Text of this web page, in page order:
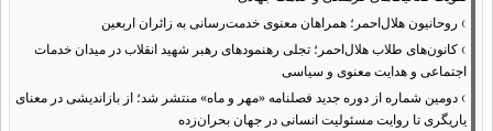
› روحانیون هلال‌احمر؛ همراهان معنوی خدمت‌رسانی به زائران اربعین
› کانون‌های طلاب هلال‌احمر؛ تجلی رهنمودهای رهبر شهید انقلاب در میدان خدمات
اجتماعی و هدایت معنوی و سیاسی
› دومین شماره از دوره جدید فصلنامه «مهر و ماه» منتشر شد؛ از بازاندیشی در معنای
یاریگری تا روایت مسئولیت انسانی در جهان بحران‌زده